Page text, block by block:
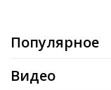
Популярное
Видео